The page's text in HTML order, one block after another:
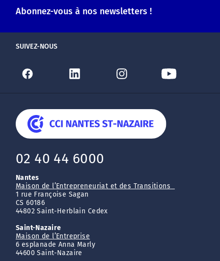
Abonnez-vous à nos newsletters !
SUIVEZ-NOUS
02 40 44 6000
Nantes
Maison de l’Entrepreneuriat et des Transitions
1 rue Françoise Sagan
CS 60186
44802 Saint-Herblain Cedex
Saint-Nazaire
Maison de l’Entreprise
6 esplanade Anna Marly
44600 Saint-Nazaire